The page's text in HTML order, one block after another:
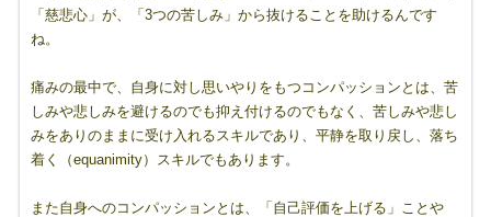
「慈悲心」が、「3つの苦しみ」から抜けることを助けるんです
ね。
痛みの最中で、自身に対し思いやりをもつコンパッションとは、苦
しみや悲しみを避けるのでも抑え付けるのでもなく、苦しみや悲し
みをありのままに受け入れるスキルであり、平静を取り戻し、落ち
着く（equanimity）スキルでもあります。
また自身へのコンパッションとは、「自己評価を上げる」ことや